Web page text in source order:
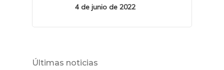
4 de junio de 2022
Últimas noticias